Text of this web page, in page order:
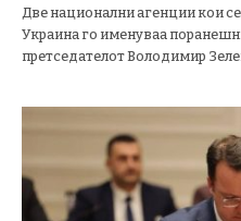
Две национални агенции кои
Украина го именуваа
претседателот Володимир